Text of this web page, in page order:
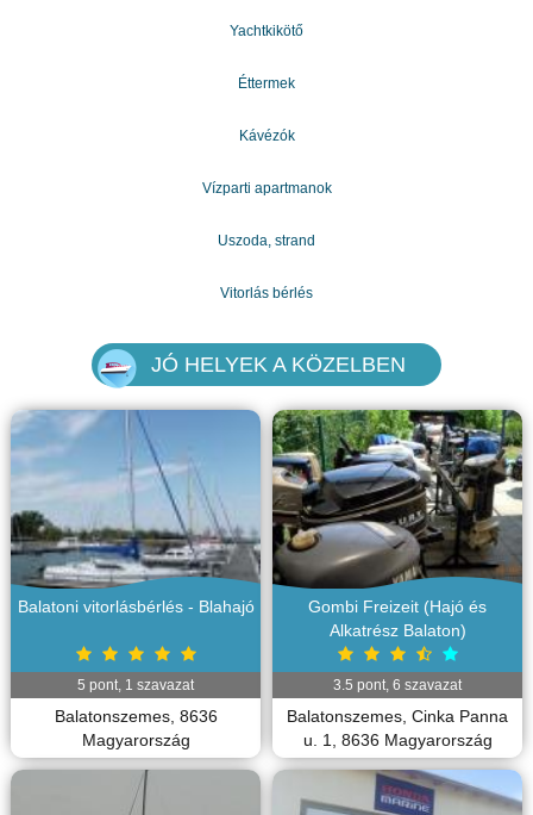
Yachtkikötő
Éttermek
Kávézók
Vízparti apartmanok
Uszoda, strand
Vitorlás bérlés
JÓ HELYEK A KÖZELBEN
Balatoni vitorlásbérlés - Blahajó
5 pont, 1 szavazat
Balatonszemes, 8636
Magyarország
Gombi Freizeit (Hajó és
Alkatrész Balaton)
3.5 pont, 6 szavazat
Balatonszemes, Cinka Panna
u. 1, 8636 Magyarország